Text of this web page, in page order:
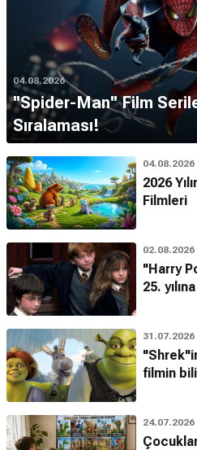
04.08.2026
''Spider-Man'' Film
Sıralaması!
04.08.2026
2026
Filmleri
02.08.2026
"Harry
25.
31.07.2026
filmin
24.07.2026